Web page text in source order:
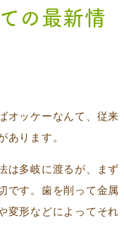
の最新情
オッケーなんて、従来
あります。
は多岐に渡るが、まず
です。歯を削って金属
変形などによってそれ